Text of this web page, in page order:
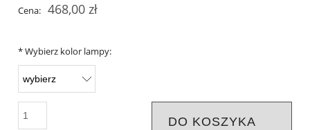
Cena: 468,00 zł
*Wybierz kolor lampy:
DO KOSZYKA